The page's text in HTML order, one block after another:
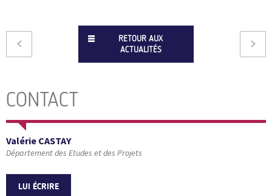
RETOUR AUX
ACTUALITÉS
CONTACT
Valérie CASTAY
Département des Etudes et des Projets
LUI ÉCRIRE